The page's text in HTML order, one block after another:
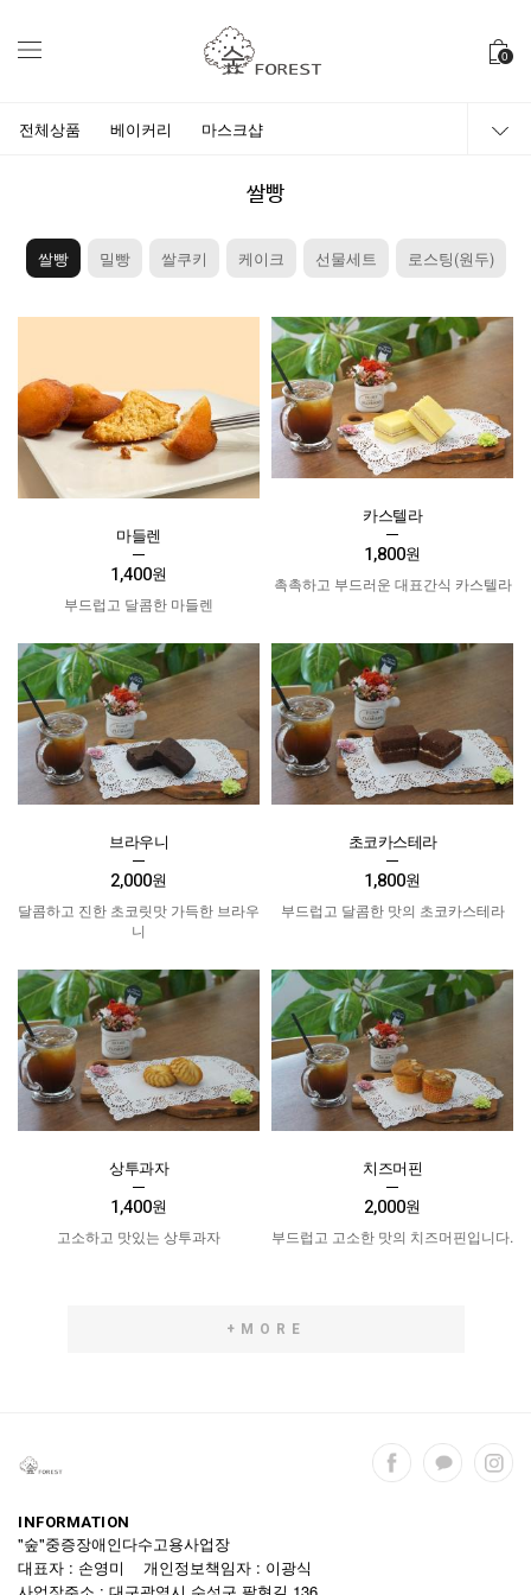
0
전체상품 베이커리 마스크샵
쌀빵
쌀빵 밀빵 쌀쿠키 케이크 선물세트 로스팅(원두)
마들렌
1,400원
부드럽고 달콤한 마들렌
카스텔라
1,800원
촉촉하고 부드러운 대표간식 카스텔라
브라우니
2,000원
달콤하고 진한 초코릿맛 가득한 브라우
니
초코카스테라
1,800원
부드럽고 달콤한 맛의 초코카스테라
상투과자
1,400원
고소하고 맛있는 상투과자
치즈머핀
2,000원
부드럽고 고소한 맛의 치즈머핀입니다.
+MORE
INFORMATION
"숲"중증장애인다수고용사업장
대표자 : 손영미 개인정보책임자 : 이광식